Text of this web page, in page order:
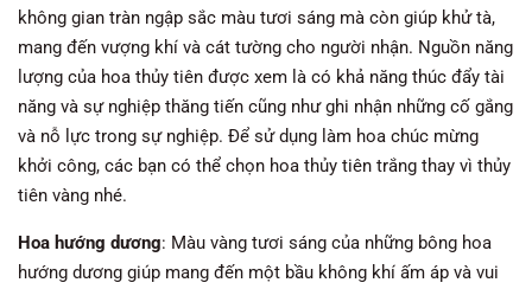
không gian tràn ngập sắc màu tươi sáng mà còn giúp khử tà,
mang đến vượng khí và cát tường cho người nhận. Nguồn năng
lượng của hoa thủy tiên được xem là có khả năng thúc đẩy tài
năng và sự nghiệp thăng tiến cũng như ghi nhận những cố gắng
và nỗ lực trong sự nghiệp. Để sử dụng làm hoa chúc mừng
khởi công, các bạn có thể chọn hoa thủy tiên trắng thay vì thủy
tiên vàng nhé.
Hoa hướng dương: Màu vàng tươi sáng của những bông hoa
hướng dương giúp mang đến một bầu không khí ấm áp và vui